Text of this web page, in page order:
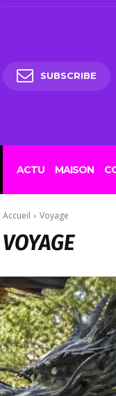
SUBSCRIBE
ACTU MAISON
Accueil Voyage
VOYAGE